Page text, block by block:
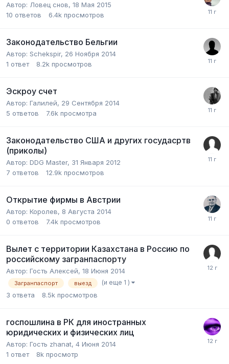
Автор: Ловец снов, 18 Мая 2015
10 ответов 6.4k просмотров
Законодательство Бельгии
Автор: Schekspir, 26 Ноября 2014
1 ответ 8.2k просмотров
Эскроу счет
Автор: Галилей, 29 Сентября 2014
5 ответов 7.6k просмотра
Законодательство США и других госудасртв
(приколы)
Автор: DDG Master, 31 Января 2012
7 ответов 12.9k просмотров
Открытие фирмы в Австрии
Автор: Королев, 8 Августа 2014
0 ответов 7.4k просмотров
Вылет с территории Казахстана в Россию по
российскому загранпаспорту
Автор: Гость Алексей, 18 Июня 2014
Загранпаспорт выезд (и еще 1 )
3 ответа 8.5k просмотров
госпошлина в РК для иностранных
юридических и физических лиц
Автор: Гость zhanat, 4 Июня 2014
1 ответ 8k просмотр